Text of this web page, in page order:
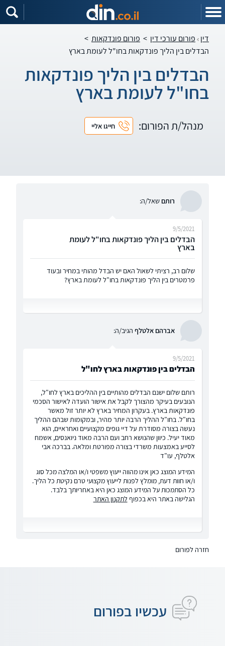
דין פורום עורכי דין > פורום פונדקאות >
הבדלים בין הליך פונדקאות בחו"ל לעומת בארץ
הבדלים בין הליך פונדקאות
בחו"ל לעומת בארץ
מנהל/ת הפורום: חייגו אליי
רותם שאל/ה:
הבדלים בין הליך פונדקאות בחו"ל לעומת
בארץ
9/5/2021
שלום רב, רציתי לשאול האם יש הבדל מהותי במחיר ובעוד
פרמטרים בין הליך פונדקאות בחו"ל לעומת בארץ?
אברהם אלטלף הגיב/ה:
הבדלים בין פונדקאות בארץ לחו"ל
9/5/2021
רותם שלום ישנם הבדלים מהותיים בין ההליכים בארץ לחו"ל,
הנובעים בעיקר מהצורך לקבל את אישור הועדה לאישור הסכמי
פונדקאות בארץ. בעקרון המחיר בארץ לא יותר זול מאשר
בחו"ל. בחו"ל ההליך הרבה יותר מהיר, ובמקומות שבהם ההליך
נעשה בצורה מסודרת על דיי גופים מקצועיים ואחראיים, הוא
מאוד יעיל. כיוון שהנושא רחב ועם הרבה מאוד ניואנסים, אשמח
לסייע באמצעות משרדי בצורה מפורטת ומלאה. בברכה אבי
אלטלף, עו"ד
המידע המוצג כאן אינו מהווה ייעוץ משפטי ו/או המלצה מכל סוג
ו/או חוות דעת, מומלץ לפנות לייעוץ מקצועי טרם נקיטת כל הליך.
כל הסתמכות על המידע המוצג כאן היא באחריותך בלבד.
הגלישה באתר היא בכפוף לתקנון האתר
חזרה לפורום
עכשיו בפורום